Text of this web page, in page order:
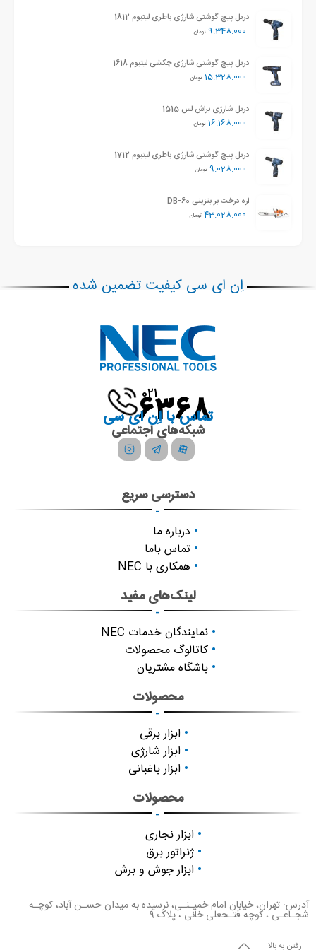
دریل پیچ گوشتی شارژی باطری لیتیوم 1812
9.348.000 تومان
دریل پیچ گوشتی شارژی چکشی لیتیوم 1618
15.328.000 تومان
دریل شارژی براش لس 1515
16.168.000 تومان
دریل پیچ گوشتی شارژی باطری لیتیوم 1712
9.028.000 تومان
اره درخت بر بنزینی DB-60
43.028.000 تومان
اِن ای سی کیفیت تضمین شده
دسترسی سریع
-
درباره ما
تماس باما
همکاری با NEC
لینک‌های مفید
-
نمایندگان خدمات NEC
کاتالوگ محصولات
باشگاه مشتریان
021
6368
تماس با اِن ای سی
شبکه‌های اجتماعی
محصولات
-
ابزار برقی
ابزار شارژی
ابزار باغبانی
محصولات
-
ابزار نجاری
ژنراتور برق
ابزار جوش و برش
آدرس: تهران، خیابان امام خمیـنـی، نرسیده به میدان حسـن آباد، کوچـه
شجـاعـی ، کوچه فتـحعلی خانی ، پلاک 9
رفتن به بالا